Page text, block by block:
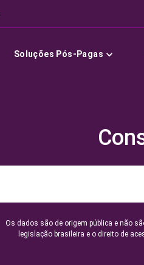
Soluções Pós-Pagas
Os dados são de origem pública e não
legislação brasileira e o direito de